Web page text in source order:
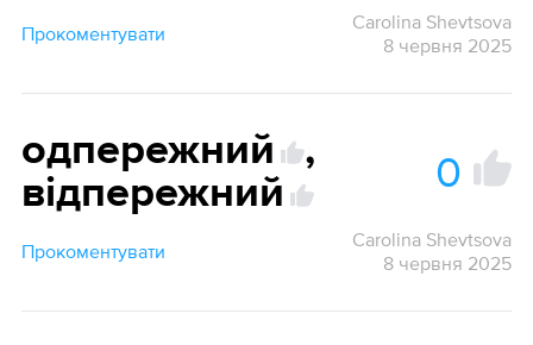
Прокоментувати
Carolina Shevtsova
8 червня 2025
одпережний
,
відпережний
0
Прокоментувати
Carolina Shevtsova
8 червня 2025